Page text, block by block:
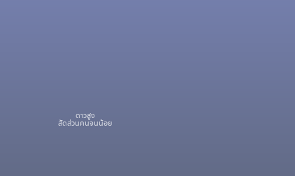
ดาวสูง
สัดส่วนคนจนน้อย